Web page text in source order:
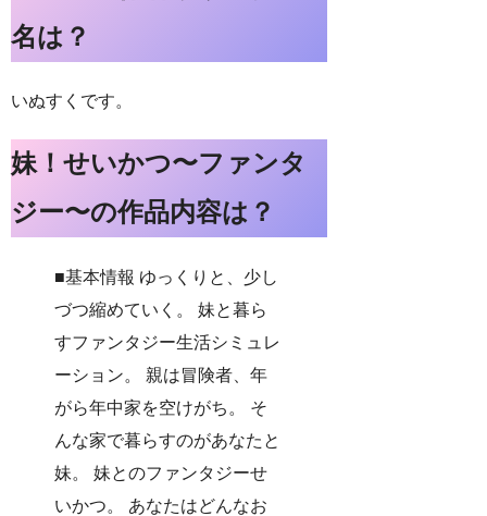
名は？
いぬすくです。
妹！せいかつ〜ファンタ
ジー〜の作品内容は？
■基本情報 ゆっくりと、少し
づつ縮めていく。 妹と暮ら
すファンタジー生活シミュレ
ーション。 親は冒険者、年
がら年中家を空けがち。 そ
んな家で暮らすのがあなたと
妹。 妹とのファンタジーせ
いかつ。 あなたはどんなお